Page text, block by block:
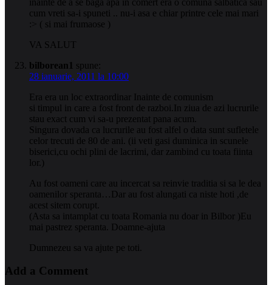
cum vreti sa-i spuneti .. nu-i asa e chiar printre cele mai mari
:> ( si mai frumaose )
VA SALUT
bilborean1 spune:
28 ianuarie, 2011 la 10:00
Era era un loc extraordinar Inainte de comunism
si timpul in care a fost front de razboi.In ziua de azi lucrurile
stau exact cum vi sa-u prezentat pana acum.
Singura dovada ca lucrurile au fost alfel o data sunt sufletele
celor trecuti de 80 de ani. (ii veti gasi duminica in scunele
biserici,cu ochi plini de lacrimi, dar zambind cu toata fiinta
lor.)
Au fost oameni care au incercat sa reinvie traditia si sa le dea
oamenilor speranta…Dar au fost alungati ca niste hoti ,de
acest sitem corupt.
(Asta sa intamplat cu toata Romania nu doar in Bilbor )Eu
mai pastrez speranta. Doamne-ajuta
Dumnezeu sa va ajute pe toti.
Add a Comment